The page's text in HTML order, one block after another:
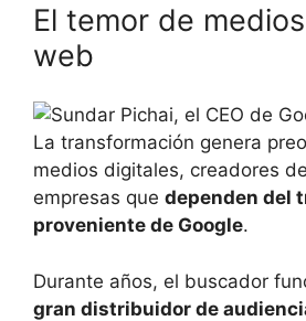
El temor de
web
La transformación genera
medios digitales, creadores
empresas que dependen del
proveniente de Google.
Durante años, el buscador
gran distribuidor de